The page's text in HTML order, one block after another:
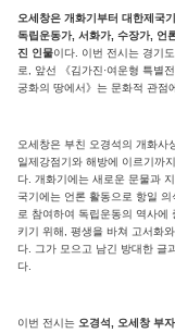
오세창은 개화기부터 대한제국
독립운동가, 서화가, 수장가, 언
진 인물이다. 이번 전시는 경기
로, 앞선 《김가진·여운형 특별
궁화의 땅에서》는 문화적 관점
오세창은 부친 오경석의 개화사
일제강점기와 해방에 이르기까
다. 개화기에는 새로운 문물과
국기에는 언론 활동으로 항일
로 참여하여 독립운동의 역사에
키기 위해, 평생을 바쳐 고서화
다. 그가 모으고 남긴 방대한 글
다.
이번 전시는 오경석, 오세창 부